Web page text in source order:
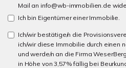
Mail an info@wb-immobilien.de
Ich bin Eigentümer einer Immobilie.
Ich/wir bestätige/n die
ich/wir diese Immobilie durch einen
und werde/n an die Firma
in Höhe von 3,57% fällig bei